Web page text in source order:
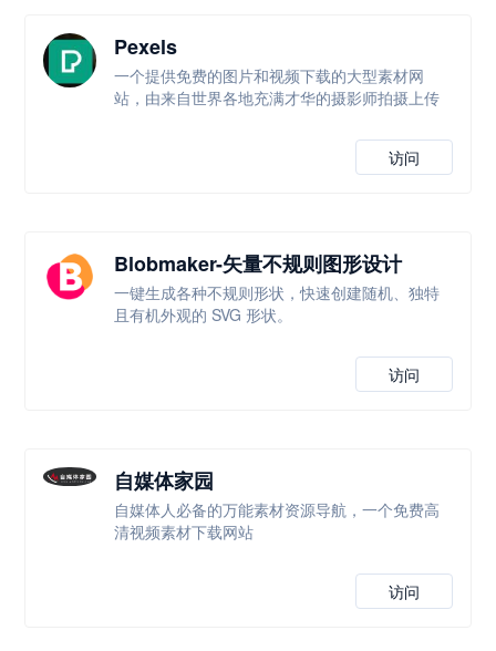
Pexels
一个提供免费的图片和视频下载的大型素材网
站，由来自世界各地充满才华的摄影师拍摄上传
访问
Blobmaker-矢量不规则图形设计
一键生成各种不规则形状，快速创建随机、独特
且有机外观的 SVG 形状。
访问
自媒体家园
自媒体人必备的万能素材资源导航，一个免费高
清视频素材下载网站
访问